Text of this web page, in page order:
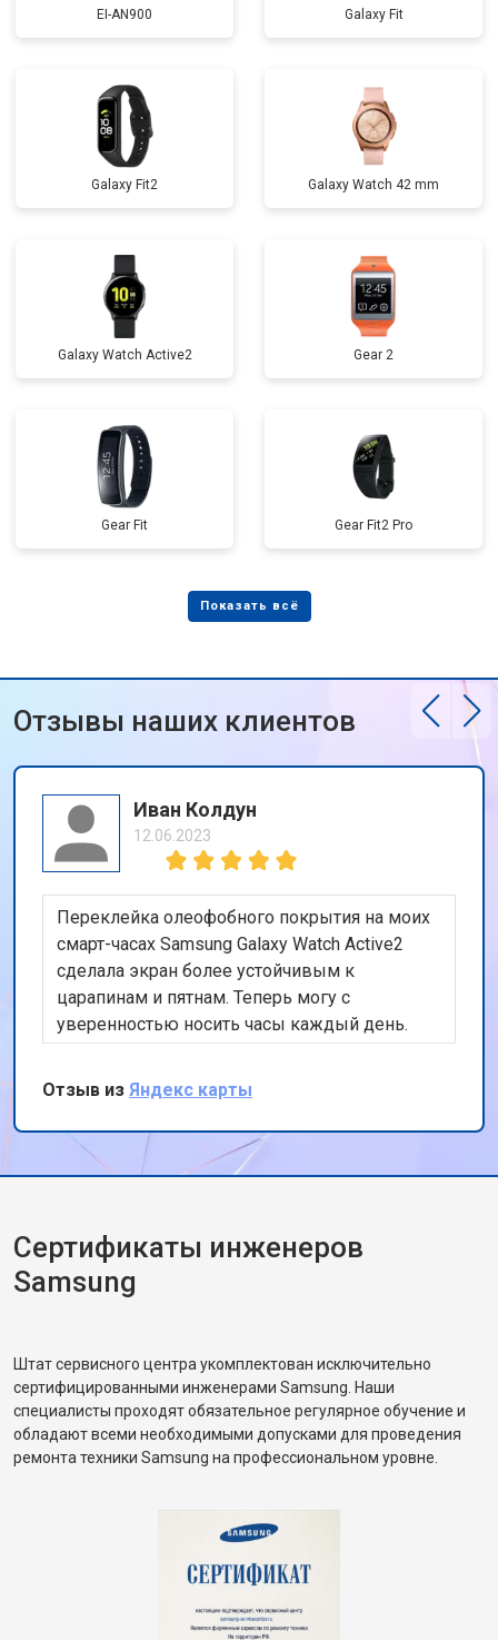
EI-AN900 Galaxy Fit
Galaxy Fit2 Galaxy Watch 42 mm
Galaxy Watch Active2 Gear 2
Gear Fit Gear Fit2 Pro
Отзывы наших клиентов
Иван Колдун
12.06.2023
Переклейка олеофобного покрытия на моих
смарт-часах Samsung Galaxy Watch Active2
сделала экран более устойчивым к
царапинам и пятнам. Теперь могу с
уверенностью носить часы каждый день.
Отзыв из Яндекс карты
Сертификаты инженеров
Samsung
Штат сервисного центра укомплектован исключительно
сертифицированными инженерами Samsung. Наши
специалисты проходят обязательное регулярное обучение и
обладают всеми необходимыми допусками для проведения
ремонта техники Samsung на профессиональном уровне.